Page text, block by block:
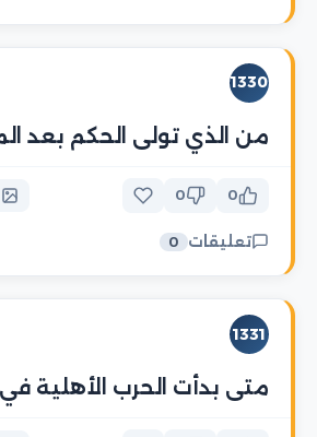
1330
من الذي تولى الحكم بعد
0
0
تعليقات 0
1331
متى بدأت الحرب الأهلية في